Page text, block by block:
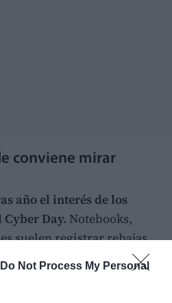
Do Not Process My Personal
conviene mirar
año el interés de los
Day. Notebooks,
suelen registrar rebajas
en modelos del año anterior
Dentro de esta categoría,